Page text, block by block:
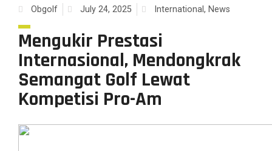
Obgolf July 24, 2025 International, News
Mengukir Prestasi
Internasional, Mendongkrak
Semangat Golf Lewat
Kompetisi Pro-Am